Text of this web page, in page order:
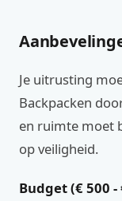
Je uitrusting
Backpacken
en ruimte moet
op veiligheid.
Budget (€ 500